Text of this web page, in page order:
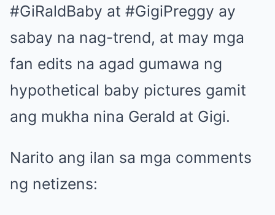
#GiRaldBaby at #GigiPreggy ay
sabay na nag-trend, at may mga
fan edits na agad gumawa ng
hypothetical baby pictures gamit
ang mukha nina Gerald at Gigi.
Narito ang ilan sa mga comments
ng netizens: